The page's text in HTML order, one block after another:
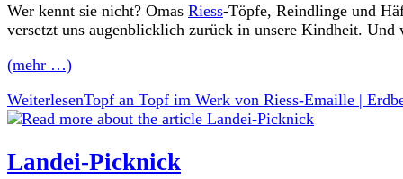
Wer kennt sie nicht? Omas Riess-Töpfe, Reindlinge und
versetzt uns augenblicklich zurück in unsere Kindheit.
(mehr …)
WeiterlesenTopf an Topf im Werk von Riess-Emaille |
Landei-Picknick